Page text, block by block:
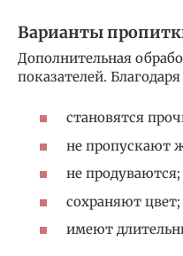
Варианты
Дополнительная
показателей.
становятся
не пропускают
не продуваются;
сохраняют цвет;
имеют